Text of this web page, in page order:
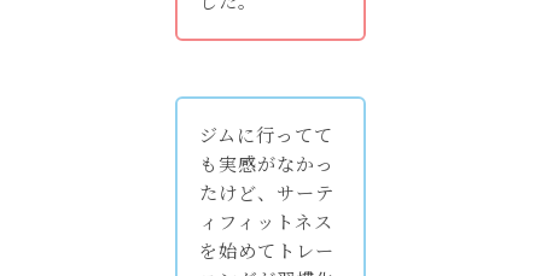
ジムに行ってて
も実感がなかっ
たけど、サーテ
ィフィットネス
を始めてトレー